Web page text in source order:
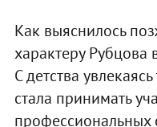
Как выяснилось
характеру Рубцова
С детства
стала принимать
профессиональных